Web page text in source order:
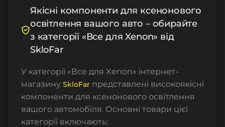
Якісні компоненти для ксенонового
освітлення вашого авто – обирайте
з категорії «Все для Xenon» від
SkloFar
У категорії «Все для Xenon» інтернет-
магазину SkloFar представлені високоякісні
компоненти для ксенонового освітлення
вашого автомобіля. Основні товари цієї
категорії включають: